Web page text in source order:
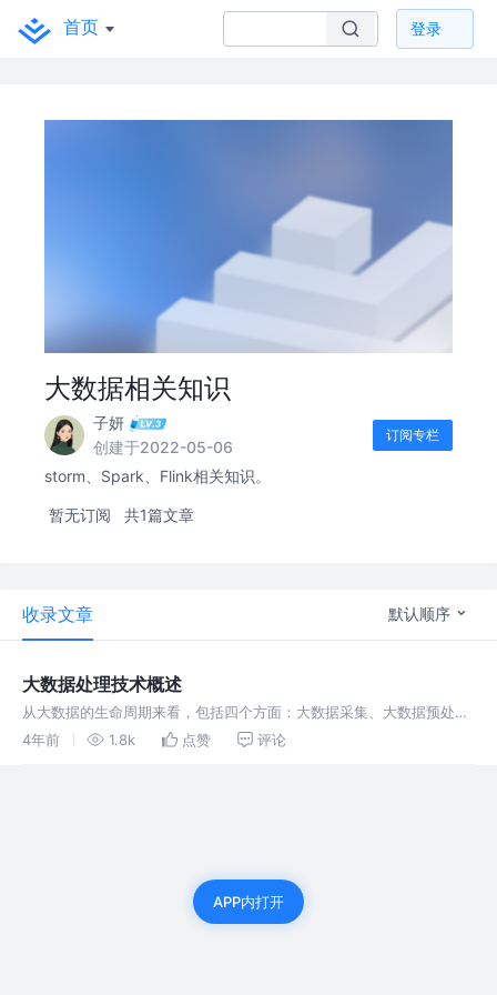
首页 登录
大数据相关知识
子妍
创建于2022-05-06
订阅专栏
storm、Spark、Flink相关知识。
暂无订阅 共1篇文章
收录文章 默认顺序
大数据处理技术概述
从大数据的生命周期来看，包括四个方面：大数据采集、大数据预处
理、大数据存储、大数据分析，共同组成了大数据生命周期里最核心的
4年前 1.8k 点赞 评论
APP内打开